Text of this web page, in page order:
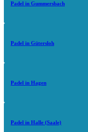
Padel in Gummersbach
Padel in Gütersloh
Padel in Hagen
Padel in Halle (Saale)